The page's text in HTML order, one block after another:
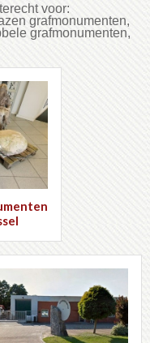
voor:
grafmonumenten,
grafmonumenten,